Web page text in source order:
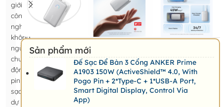
giới
công
nghệ
không
ngừng
chuyển
động,
pin
sạc
dự
Sản phẩm mới
Đế Sạc Để Bàn 3 Cổng ANKER Prime
A1903 150W (ActiveShield™ 4.0, With
Pogo Pin + 2*Type-C + 1*USB-A Port,
Smart Digital Display, Control Via
App)